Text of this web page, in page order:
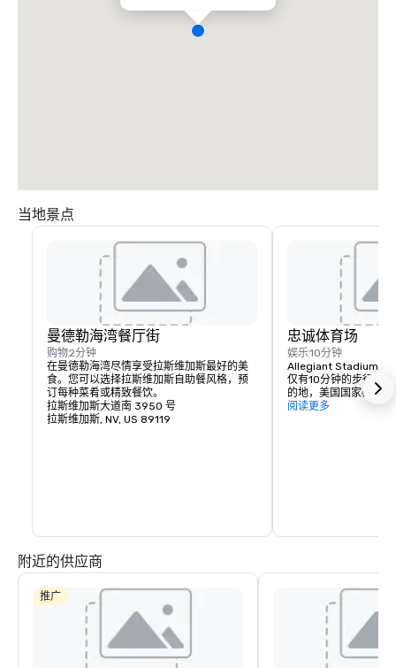
当地景点
曼德勒海湾餐厅街
购物2分钟
在曼德勒海湾尽情享受拉斯维加斯最好的美
食。您可以选择拉斯维加斯自助餐风格，预
订每种菜肴或精致餐饮。
拉斯维加斯大道南 3950 号
拉斯维加斯, NV, US 89119
忠诚体育场
娱乐10分钟
Allegiant Stadium距
仅有10分钟的步行路
的地，美国国家橄榄
队于2020年到来，突
阅读更多
附近的供应商
推广